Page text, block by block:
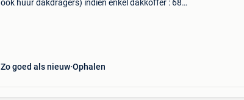
ook huur dakdragers) indien enkel dakkoffer : 68
Zo goed als nieuw Ophalen